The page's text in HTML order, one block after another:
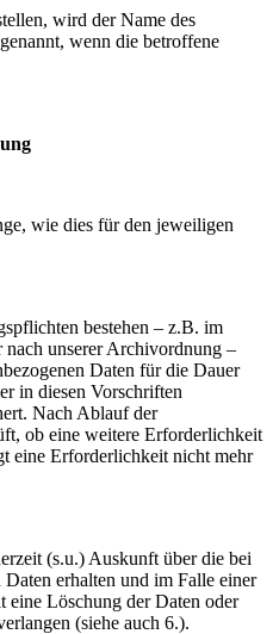
wird der Name des
wenn die betroffene
wie dies für den jeweiligen
bestehen – z.B. im
unserer Archivordnung –
Daten für die Dauer
in diesen Vorschriften
Nach Ablauf der
ob eine weitere Erforderlichkeit
eine Erforderlichkeit nicht mehr
(s.u.) Auskunft über die bei
erhalten und im Falle einer
eine Löschung der Daten oder
(siehe auch 6.).